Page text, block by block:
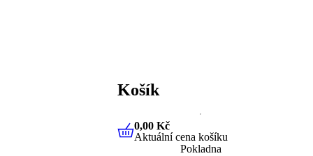
Košík
0,00 KčAktuální cena košíku
0,00 Kč
Aktuální cena košíku
Pokladna